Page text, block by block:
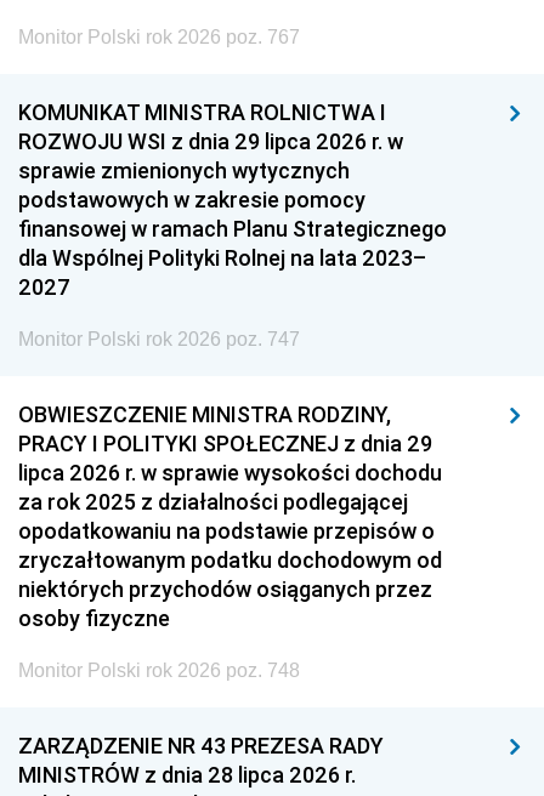
Monitor Polski rok 2026 poz. 767
KOMUNIKAT MINISTRA ROLNICTWA I
ROZWOJU WSI z dnia 29 lipca 2026 r. w
sprawie zmienionych wytycznych
podstawowych w zakresie pomocy
finansowej w ramach Planu Strategicznego
dla Wspólnej Polityki Rolnej na lata 2023–
2027
Monitor Polski rok 2026 poz. 747
OBWIESZCZENIE MINISTRA RODZINY,
PRACY I POLITYKI SPOŁECZNEJ z dnia 29
lipca 2026 r. w sprawie wysokości dochodu
za rok 2025 z działalności podlegającej
opodatkowaniu na podstawie przepisów o
zryczałtowanym podatku dochodowym od
niektórych przychodów osiąganych przez
osoby fizyczne
Monitor Polski rok 2026 poz. 748
ZARZĄDZENIE NR 43 PREZESA RADY
MINISTRÓW z dnia 28 lipca 2026 r.